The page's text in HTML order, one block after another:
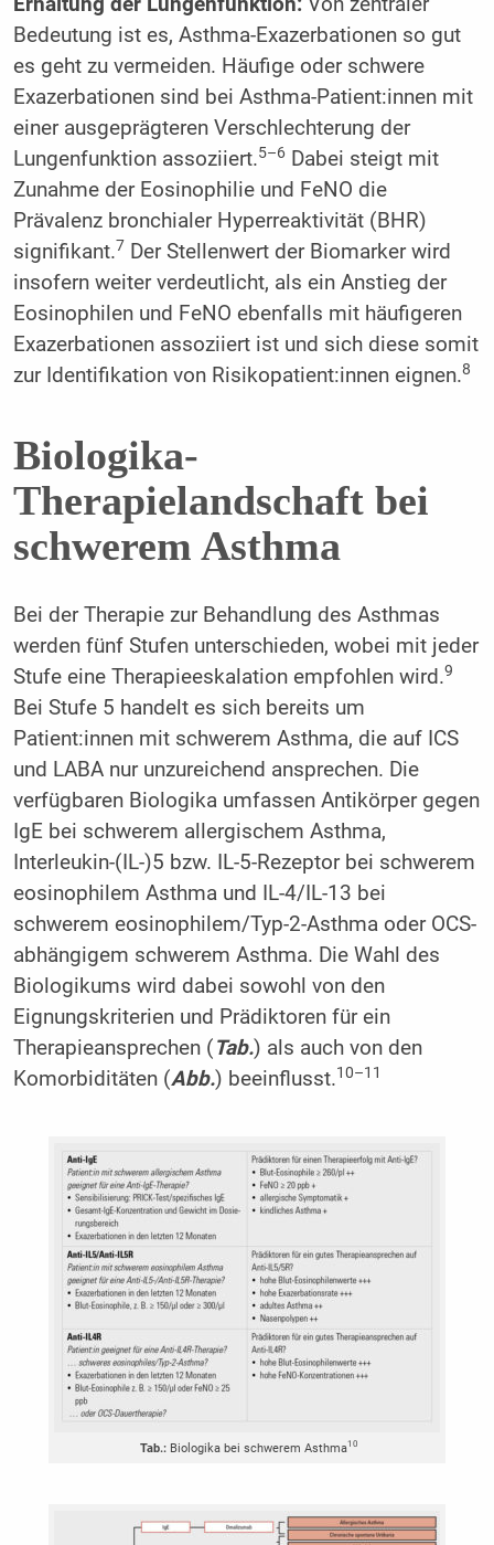
Bedeutung ist es, Asthma-Exazerbationen so gut
es geht zu vermeiden. Häufige oder schwere
Exazerbationen sind bei Asthma-Patient:innen mit
einer ausgeprägteren Verschlechterung der
Lungenfunktion assoziiert.5–6Dabei steigt mit
Zunahme der Eosinophilie und FeNO die
Prävalenz bronchialer Hyperreaktivität (BHR)
signifikant.7 Der Stellenwert der Biomarker wird
insofern weiter verdeutlicht, als ein Anstieg der
Eosinophilen und FeNO ebenfalls mit häufigeren
Exazerbationen assoziiert ist und sich diese somit
zur Identifikation von Risikopatient:innen eignen.8
Biologika-
Therapielandschaft bei
schwerem Asthma
Bei der Therapie zur Behandlung des Asthmas
werden fünf Stufen unterschieden, wobei mit jeder
Stufe eine Therapieeskalation empfohlen wird.9
Bei Stufe 5 handelt es sich bereits um
Patient:innen mit schwerem Asthma, die auf ICS
und LABA nur unzureichend ansprechen. Die
verfügbaren Biologika umfassen Antikörper gegen
IgE bei schwerem allergischem Asthma,
Interleukin-(IL-)5 bzw. IL-5-Rezeptor bei schwerem
eosinophilem Asthma und IL-4/IL-13 bei
schwerem eosinophilem/Typ-2-Asthma oder OCS-
abhängigem schwerem Asthma. Die Wahl des
Biologikums wird dabei sowohl von den
Eignungskriterien und Prädiktoren für ein
Therapieansprechen (Tab.) als auch von den
Komorbiditäten (Abb.) beeinflusst.10–11
Tab.: Biologika bei schwerem Asthma10